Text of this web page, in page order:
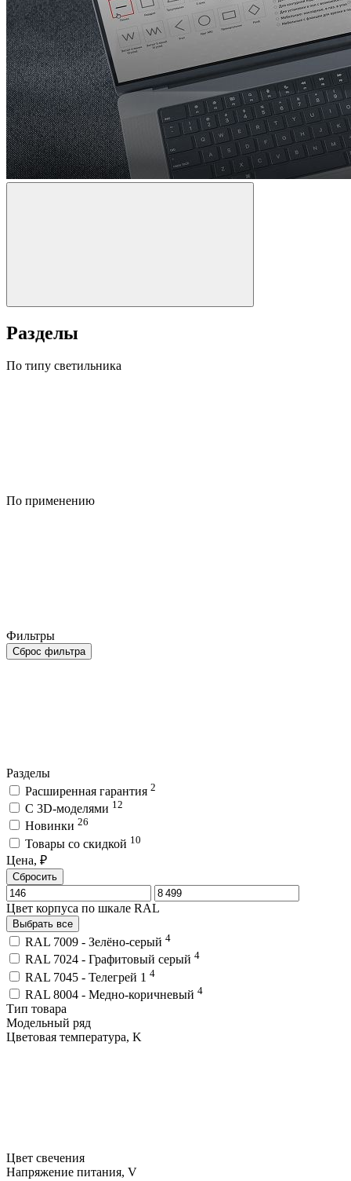
Разделы
По типу светильника
По применению
Фильтры
Сброс фильтра
Разделы
Расширенная гарантия 2
C 3D-моделями 12
Новинки 26
Товары со скидкой 10
Цена, ₽
Сбросить
Цвет корпуса по шкале RAL
Выбрать все
RAL 7009 - Зелёно-серый 4
RAL 7024 - Графитовый серый 4
RAL 7045 - Телегрей 1 4
RAL 8004 - Медно-коричневый 4
Тип товара
Модельный ряд
Цветовая температура, K
Цвет свечения
Напряжение питания, V